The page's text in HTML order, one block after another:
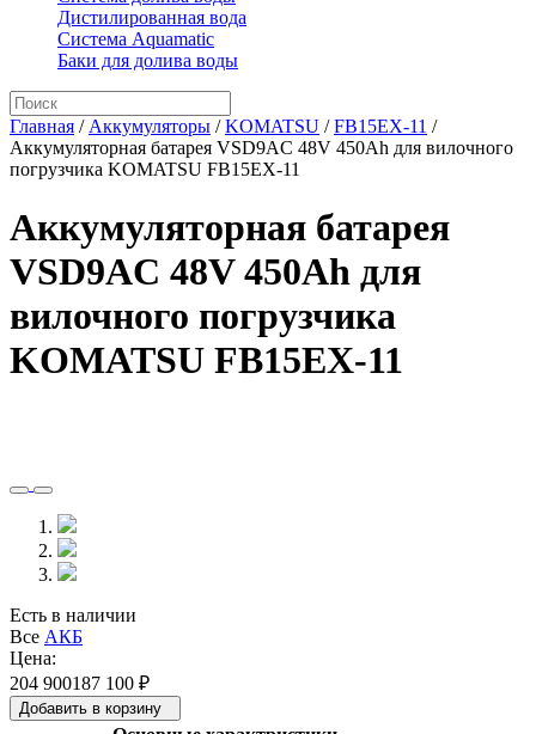
Дистилированная вода
Система Aquamatic
Баки для долива воды
Главная / Аккумуляторы /KOMATSU /FB15EX-11 /
Аккумуляторная батарея VSD9AC 48V 450Ah для вилочного
погрузчика KOMATSU FB15EX-11
Аккумуляторная батарея
VSD9AC 48V 450Ah для
вилочного погрузчика
KOMATSU FB15EX-11
Есть в наличии
Все АКБ
Цена:
204 900187 100 ₽
Добавить в корзину